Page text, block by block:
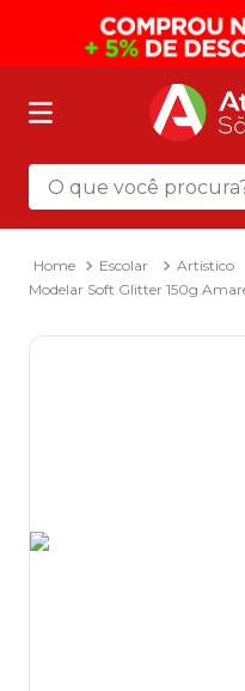
O que você procura?
Escolar Artistico
Modelar Soft Glitter 150g
Termos mais
mochila
2º sacola
3º mala